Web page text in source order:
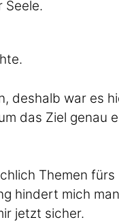
Seele.
deshalb war es
das Ziel genau
Themen fürs
hindert mich
jetzt sicher.